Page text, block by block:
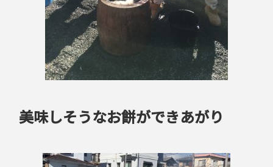
美味しそうなお餅ができあがり